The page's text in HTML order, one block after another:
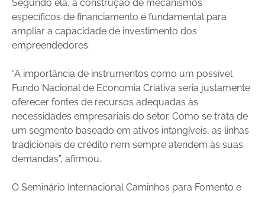
Segundo ela, a construção de mecanismos
específicos de financiamento é fundamental para
ampliar a capacidade de investimento dos
empreendedores:
“A importância de instrumentos como um possível
Fundo Nacional de Economia Criativa seria justamente
oferecer fontes de recursos adequadas às
necessidades empresariais do setor. Como se trata de
um segmento baseado em ativos intangíveis, as linhas
tradicionais de crédito nem sempre atendem às suas
demandas”, afirmou.
O Seminário Internacional Caminhos para Fomento e